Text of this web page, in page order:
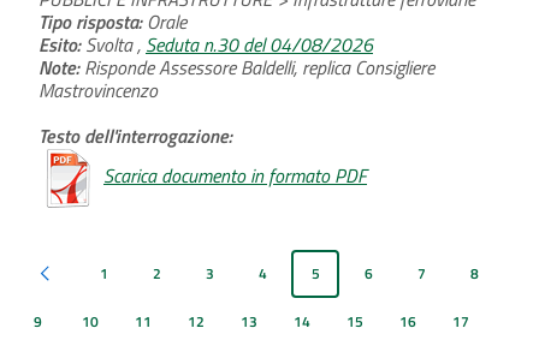
Tipo risposta:Orale
Esito:Svolta , Seduta n.30 del 04/08/2026
Note:Risponde Assessore Baldelli, replica Consigliere
Mastrovincenzo
Testo dell'interrogazione:
Scarica documento in formato PDF
Pagina precedente
1 2 3 4 5 6 7 8
9 10 11 12 13 14 15 16 17